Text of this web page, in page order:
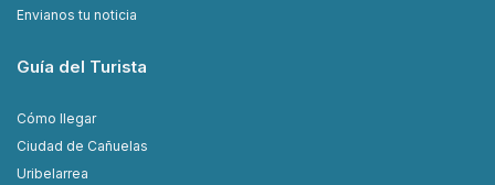
Envianos tu noticia
Guía del Turista
Cómo llegar
Ciudad de Cañuelas
Uribelarrea